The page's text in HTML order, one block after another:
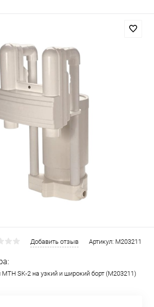
Добавить отзыв Артикул: M203211
SK-2 на узкий и широкий борт (M203211)